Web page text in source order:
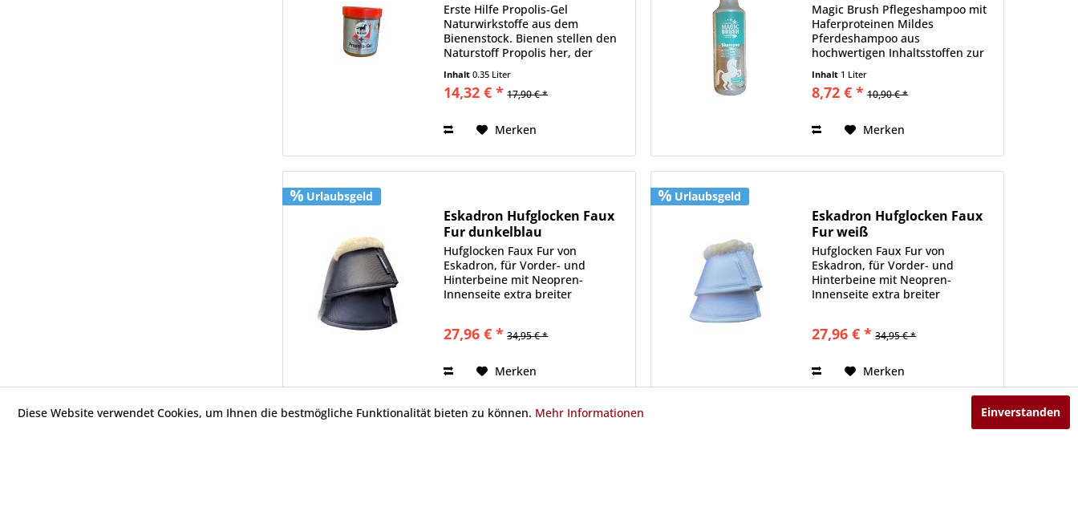
Erste Hilfe Propolis-Gel
Naturwirkstoffe aus dem
Bienenstock. Bienen stellen den
Naturstoff Propolis her, der
Vitamine, Harze und
Spurenelemente enthält, um den
Bienenstock mit diesem
Inhalt0.35 Liter
14,32 € * 17,90 € *
Merken
Magic Brush Pflegeshampoo mit
Haferproteinen Mildes
Pferdeshampoo aus
hochwertigen Inhaltsstoffen zur
Reinigung und Pflege von Mähne,
Schweif und Fell. Enthält
Haferproteine mit dualer
Haar erhält...
Inhalt 1 Liter
8,72 € * 10,90 € *
Merken
Urlaubsgeld
Eskadron Hufglocken Faux
Fur dunkelblau
Hufglocken Faux Fur von
Eskadron, für Vorder- und
Hinterbeine mit Neopren-
Innenseite extra breiter
Robuste Hufglocken aus 1680
27,96 € * 34,95 € *
Merken
Urlaubsgeld
Eskadron Hufglocken Faux
Fur weiß
Hufglocken Faux Fur von
Eskadron, für Vorder- und
Hinterbeine mit Neopren-
Innenseite extra breiter
Denier Außenmaterial mit
und 'Faux...
27,96 € * 34,95 € *
Merken
Diese Website verwendet Cookies, um Ihnen die bestmögliche Funktionalität bieten zu können. Mehr Informationen Einverstanden